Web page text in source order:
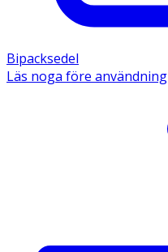
Bipacksedel
Läs noga före användning